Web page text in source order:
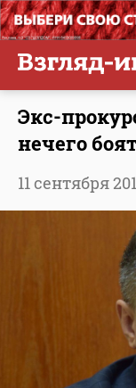
Экс-
нечего
11 сентября